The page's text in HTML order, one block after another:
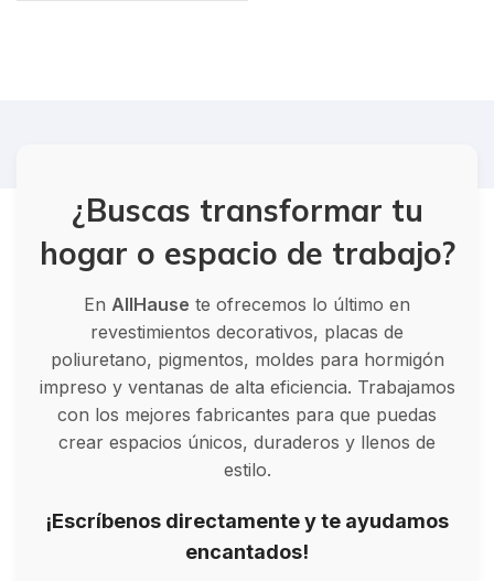
¿Buscas transformar tu
hogar o espacio de trabajo?
En AllHause te ofrecemos lo último en
revestimientos decorativos, placas de
poliuretano, pigmentos, moldes para hormigón
impreso y ventanas de alta eficiencia. Trabajamos
con los mejores fabricantes para que puedas
crear espacios únicos, duraderos y llenos de
estilo.
¡Escríbenos directamente y te ayudamos
encantados!